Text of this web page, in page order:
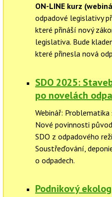
ON-LINE kurz
odpadové legislativy
které přináší nový
legislativa. Bude
které přinesla nová
SDO 2025:
po novelách
Webinář:
Nové povinnosti
SDO z odpadového
Soustřeďování,
o odpadech.
Podnikový